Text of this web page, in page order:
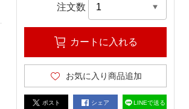
注文数
カートに入れる
お気に入り商品追加
ポスト シェア LINEで送る